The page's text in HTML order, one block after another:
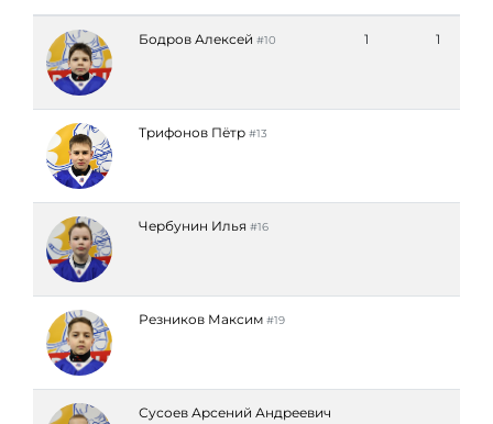
Бодров Алексей #10 1 1
Трифонов Пётр #13
Чербунин Илья #16
Резников Максим #19
Сусоев Арсений Андреевич